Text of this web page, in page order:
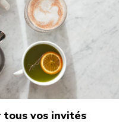
tous vos invités